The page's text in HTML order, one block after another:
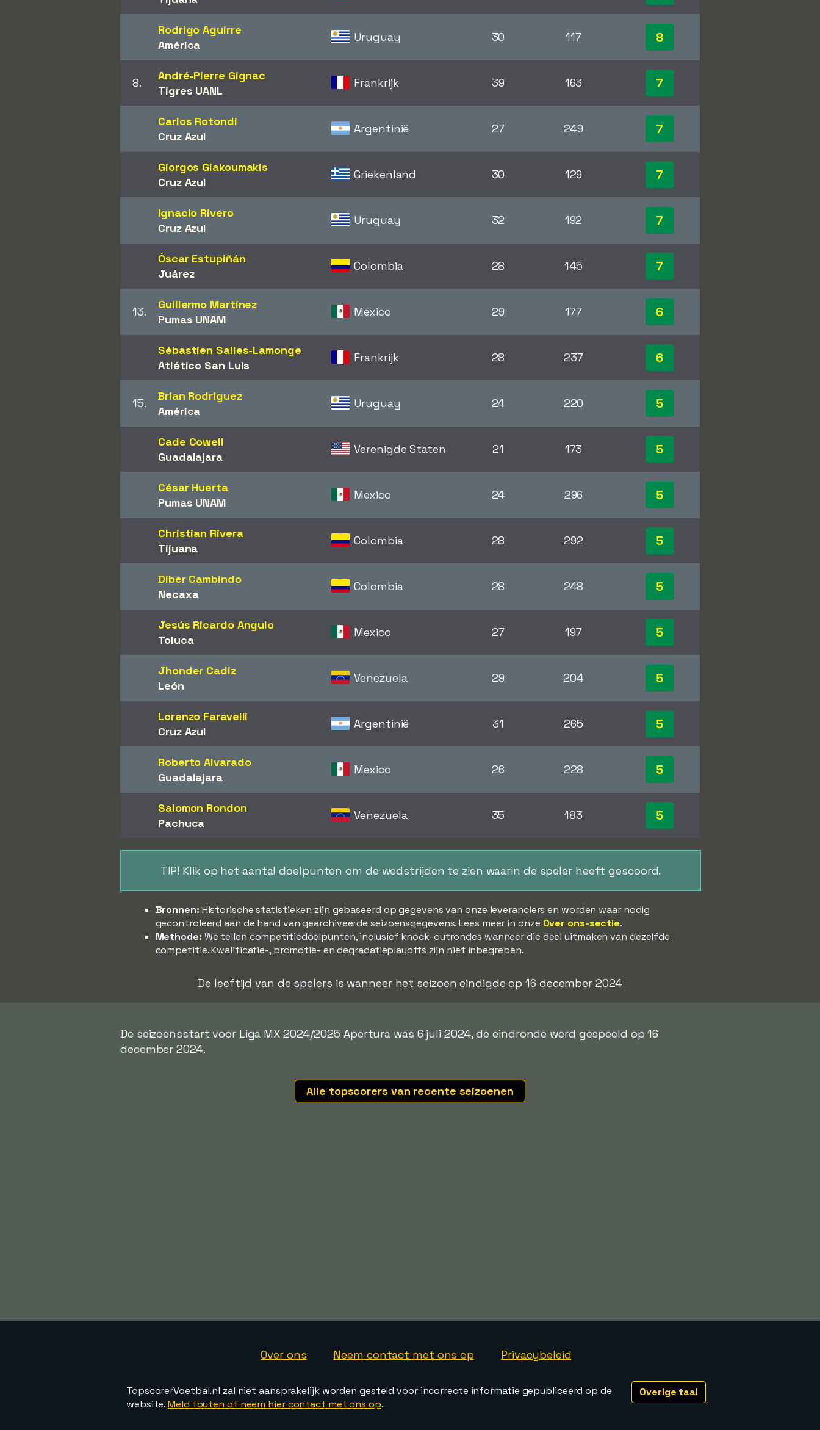
Rodrigo Aguirre
América
Uruguay 30 117 8
8.
André-Pierre Gignac
Tigres UANL
Frankrijk 39 163 7
Carlos Rotondi
Cruz Azul
Argentinië 27 249 7
Giorgos Giakoumakis
Cruz Azul
Griekenland 30 129 7
Ignacio Rivero
Cruz Azul
Uruguay 32 192 7
Óscar Estupiñán
Juárez
Colombia 28 145 7
13.
Guillermo Martinez
Pumas UNAM
Mexico 29 177 6
Sébastien Salles-Lamonge
Atlético San Luis
Frankrijk 28 237 6
15.
Brian Rodriguez
América
Uruguay 24 220 5
Cade Cowell
Guadalajara
Verenigde Staten 21 173 5
César Huerta
Pumas UNAM
Mexico 24 296 5
Christian Rivera
Tijuana
Colombia 28 292 5
Diber Cambindo
Necaxa
Colombia 28 248 5
Jesús Ricardo Angulo
Toluca
Mexico 27 197 5
Jhonder Cadiz
León
Venezuela 29 204 5
Lorenzo Faravelli
Cruz Azul
Argentinië 31 265 5
Roberto Alvarado
Guadalajara
Mexico 26 228 5
Salomon Rondon
Pachuca
Venezuela 35 183 5
TIP! Klik op het aantal doelpunten om de wedstrijden te zien waarin de speler heeft gescoord.
Bronnen: Historische statistieken zijn gebaseerd op gegevens van onze leveranciers en worden waar nodig
gecontroleerd aan de hand van gearchiveerde seizoensgegevens. Lees meer in onze Over ons-sectie.
Methode: We tellen competitiedoelpunten, inclusief knock-outrondes wanneer die deel uitmaken van dezelfde
competitie. Kwalificatie-, promotie- en degradatieplayoffs zijn niet inbegrepen.
De leeftijd van de spelers is wanneer het seizoen eindigde op 16 december 2024
De seizoensstart voor Liga MX 2024/2025 Apertura was 6 juli 2024, de eindronde werd gespeeld op 16
december 2024.
Alle topscorers van recente seizoenen
Over ons Neem contact met ons op Privacybeleid
Overige taal
TopscorerVoetbal.nl zal niet aansprakelijk worden gesteld voor incorrecte informatie gepubliceerd op de
website.Meld fouten of neem hier contact met ons op.